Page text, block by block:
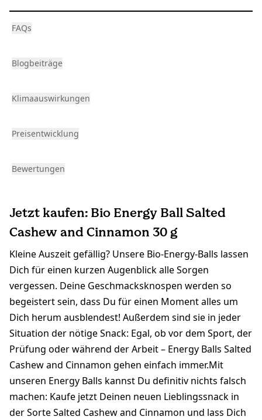
FAQs
Blogbeiträge
Klimaauswirkungen
Preisentwicklung
Bewertungen
Jetzt kaufen: Bio Energy Ball Salted
Cashew and Cinnamon 30 g
Kleine Auszeit gefällig? Unsere Bio-Energy-Balls lassen
Dich für einen kurzen Augenblick alle Sorgen
vergessen. Deine Geschmacksknospen werden so
begeistert sein, dass Du für einen Moment alles um
Dich herum ausblendest! Außerdem sind sie in jeder
Situation der nötige Snack: Egal, ob vor dem Sport, der
Prüfung oder während der Arbeit – Energy Balls Salted
Cashew and Cinnamon gehen einfach immer.Mit
unseren Energy Balls kannst Du definitiv nichts falsch
machen: Kaufe jetzt Deinen neuen Lieblingssnack in
der Sorte Salted Cashew and Cinnamon und lass Dich